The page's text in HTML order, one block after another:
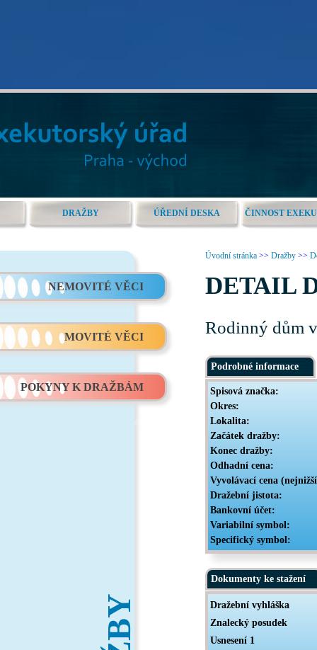
DRAŽBY ÚŘEDNÍ DESKA ČINNOST
NEMOVITÉ VĚCI
MOVITÉ VĚCI
POKYNY K DRAŽBÁM
Úvodní stránka >> Dražby >>
DETAIL
Rodinný dům
Podrobné informace
Spisová značka:
Okres:
Lokalita:
Začátek dražby:
Konec dražby:
Odhadní cena:
Vyvolávací cena
Dražební jistota:
Bankovní účet:
Variabilní symbol:
Specifický symbol:
Dokumenty ke stažení
Dražební vyhláška
Znalecký posudek
Usnesení 1